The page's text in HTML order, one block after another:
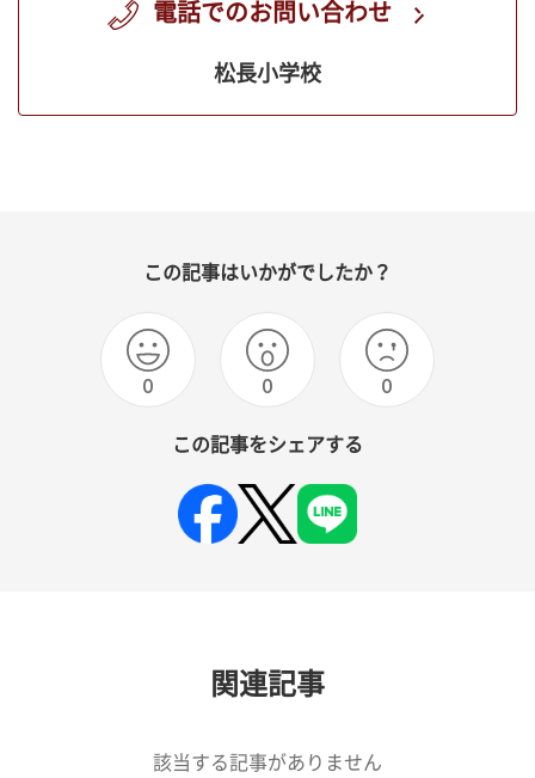
電話でのお問い合わせ
松長小学校
この記事はいかがでしたか？
0 0 0
この記事をシェアする
関連記事
該当する記事がありません